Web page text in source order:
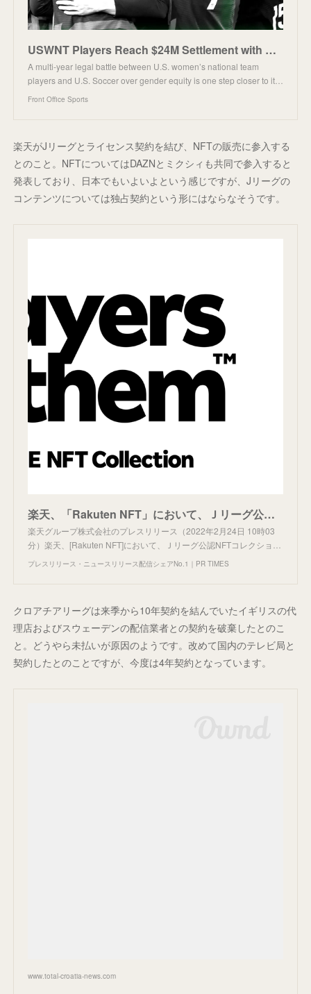
USWNT Players Reach $24M Settlement with U.S. Soccer Over Equal Pay
A multi-year legal battle between U.S. women’s national team
players and U.S. Soccer over gender equity is one step closer to it…
Front Office Sports
楽天がJリーグとライセンス契約を結び、NFTの販売に参入する
とのこと。NFTについてはDAZNとミクシィも共同で参入すると
発表しており、日本でもいよいよという感じですが、Jリーグの
コンテンツについては独占契約という形にはならなそうです。
楽天、「Rakuten NFT」において、Ｊリーグ公認NFTコレクション「J.LEAGUE NFT COLLECTION PLAYERS ANTHEM」の制作および発売を決定
楽天グループ株式会社のプレスリリース（2022年2月24日 10時03
分）楽天、[Rakuten NFT]において、Ｊリーグ公認NFTコレクショ…
プレスリリース・ニュースリリース配信シェアNo.1｜PR TIMES
クロアチアリーグは来季から10年契約を結んでいたイギリスの代
理店およびスウェーデンの配信業者との契約を破棄したとのこ
と。どうやら未払いが原因のようです。改めて国内のテレビ局と
契約したとのことですが、今度は4年契約となっています。
www.total-croatia-news.com